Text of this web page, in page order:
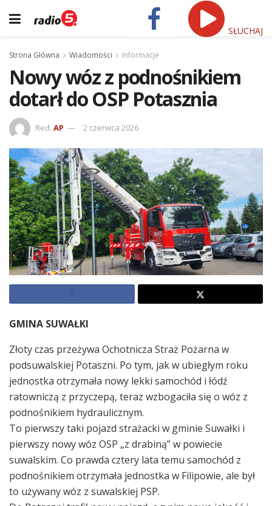
SŁUCHAJ
Strona Główna Wiadomości Informacje
Nowy wóz z podnośnikiem
dotarł do OSP Potasznia
Red. AP 2 czerwca 2026
GMINA SUWAŁKI
Złoty czas przeżywa Ochotnicza Straż Pożarna w
podsuwalskiej Potaszni. Po tym, jak w ubiegłym roku
jednostka otrzymała nowy lekki samochód i łódź
ratowniczą z przyczepą, teraz wzbogaciła się o wóz z
podnośnikiem hydraulicznym.
To pierwszy taki pojazd strażacki w gminie Suwałki i
pierwszy nowy wóz OSP „z drabiną” w powiecie
suwalskim. Co prawda cztery lata temu samochód z
podnośnikiem otrzymała jednostka w Filipowie, ale był
to używany wóz z suwalskiej PSP.